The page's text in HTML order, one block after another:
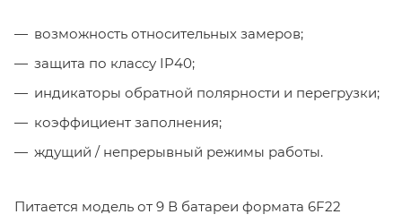
возможность относительных замеров;
защита по классу IP40;
индикаторы обратной полярности и перегрузки;
коэффициент заполнения;
ждущий / непрерывный режимы работы.
Питается модель от 9 В батареи формата 6F22